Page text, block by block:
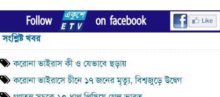
সংশ্লিষ্ট খবর
করোনা ভাইরাস কী ও যেভাবে ছড়ায়
করোনা ভাইরাসে চীনে ১৭ জনের মৃত্যু, বিশ্বজুড়ে উদ্বেগ